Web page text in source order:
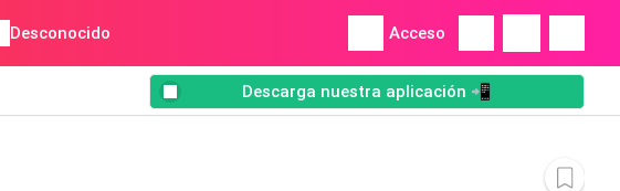
Desconocido Acceso
Descarga nuestra aplicación 📲